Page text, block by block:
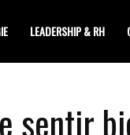
LEADERSHIP & RH
sentir